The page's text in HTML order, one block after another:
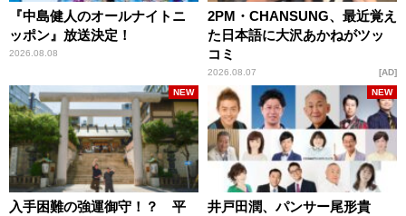
『中島健人のオールナイトニ
ッポン』放送決定！
2026.08.08
2PM・CHANSUNG、最近覚え
た日本語に大沢あかねがツッ
コミ
2026.08.07 AD
入手困難の強運御守！？ 平
NEW
井戸田潤、パンサー尾形貴
NEW